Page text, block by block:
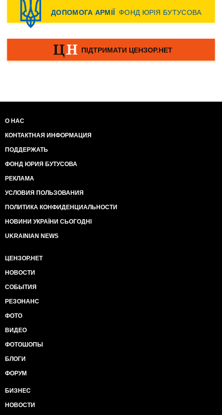
О НАС
КОНТАКТНАЯ ИНФОРМАЦИЯ
ПОДДЕРЖАТЬ
ФОНД ЮРИЯ БУТУСОВА
РЕКЛАМА
УСЛОВИЯ ПОЛЬЗОВАНИЯ
ПОЛИТИКА КОНФИДЕНЦИАЛЬНОСТИ
НОВИНИ УКРАЇНИ СЬОГОДНІ
UKRAINIAN NEWS
ЦЕНЗОР.НЕТ
НОВОСТИ
СОБЫТИЯ
РЕЗОНАНС
ФОТО
ВИДЕО
ФОТОШОПЫ
БЛОГИ
ФОРУМ
БИЗНЕС
НОВОСТИ